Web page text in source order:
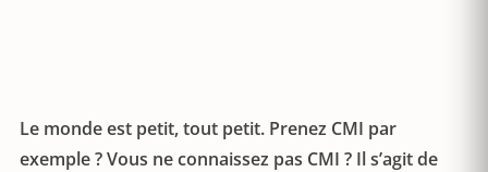
Le monde est petit, tout petit. Prenez CMI par
exemple ? Vous ne connaissez pas CMI ? Il s’agit de